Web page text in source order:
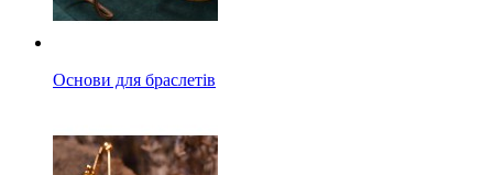
Основи для браслетів